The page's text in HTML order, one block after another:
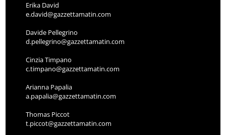
Erika David
e.david@gazzettamatin.com
Davide Pellegrino
d.pellegrino@gazzettamatin.com
Cinzia Timpano
c.timpano@gazzettamatin.com
Arianna Papalia
a.papalia@gazzettamatin.com
Thomas Piccot
t.piccot@gazzettamatin.com